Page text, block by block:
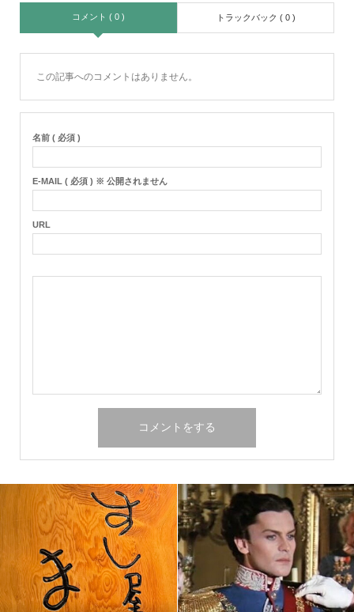
コメント ( 0 ) トラックバック ( 0 )
この記事へのコメントはありません。
名前 ( 必須 )
E-MAIL ( 必須 ) ※ 公開されません
URL